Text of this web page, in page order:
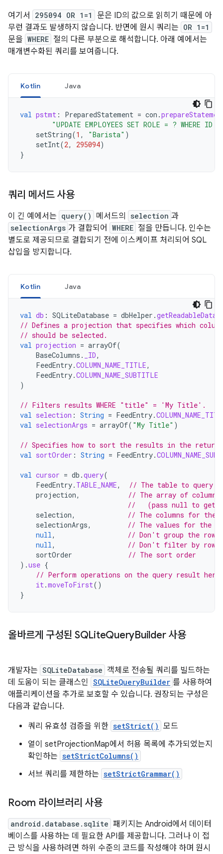
여기서 295094 OR 1=1
문은 ID의 값으로 읽히기 때문에 아
무런 결과도 발생하지 않습니다. 반면에 원시 쿼리는 OR 1=1
문을 WHERE 절의 다른 부분으로 해석합니다. 아래 예에서는
매개변수화된 쿼리를 보여줍니다.
Kotlin Java
val pstmt : PreparedStatement = con .
"UPDATE EMPLOYEES SET ROLE = ? WHERE ID
setString(1 , "Barista" )
setInt(2, 295094)
}
쿼리 메서드 사용
이 긴 예에서는 query() 메서드의 selection 과
selectionArgs 가 결합되어 WHERE 절을 만듭니다. 인수는
별도로 제공되므로 결합되기 전에 이스케이프 처리되어 SQL
삽입을 방지합니다.
Kotlin Java
val db : SQLiteDatabase = dbHelper .
// Defines a projection that specifies which
// should be selected.
val projection = arrayOf(
BaseColumns . _ID,
FeedEntry.COLUMN_NAME_TITLE,
FeedEntry.COLUMN_NAME_SUBTITLE
)
// Filters results WHERE "title" = 'My Title'.
val selection : String = FeedEntry.
val selectionArgs = arrayOf( "My Title" )
// Specifies how to sort the results in the
val sortOrder : String = FeedEntry.
val cursor = db .query(
FeedEntry. TABLE_NAME,
// The table to query
projection,
// The array of
//   (pass null to get
selection,
// The columns for the
selectionArgs,
// The values for the
null,
// Don't group the rows
null,
// Don't filter by row
sortOrder
// The sort order
).use {
// Perform operations on the query result
it.moveToFirst()
}
올바르게 구성된 SQLiteQueryBuilder 사용
개발자는 SQLiteDatabase 객체로 전송될 쿼리를 빌드하는
데 도움이 되는 클래스인 SQLiteQueryBuilder 를 사용하여
애플리케이션을 추가로 보호할 수 있습니다. 권장되는 구성은
다음과 같습니다.
쿼리 유효성 검증을 위한 setStrict() 모드
열이 setProjectionMap에서 허용 목록에 추가되었는지
확인하는 setStrictColumns()
서브 쿼리를 제한하는 setStrictGrammar()
Room 라이브러리 사용
android.database.sqlite 패키지는 Android에서 데이터
베이스를 사용하는 데 필요한 API를 제공합니다. 그러나 이 접
근 방식을 사용하려면 하위 수준의 코드를 작성해야 하며 원시